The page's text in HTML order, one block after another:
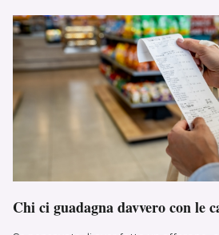
Chi ci guadagna davvero con le